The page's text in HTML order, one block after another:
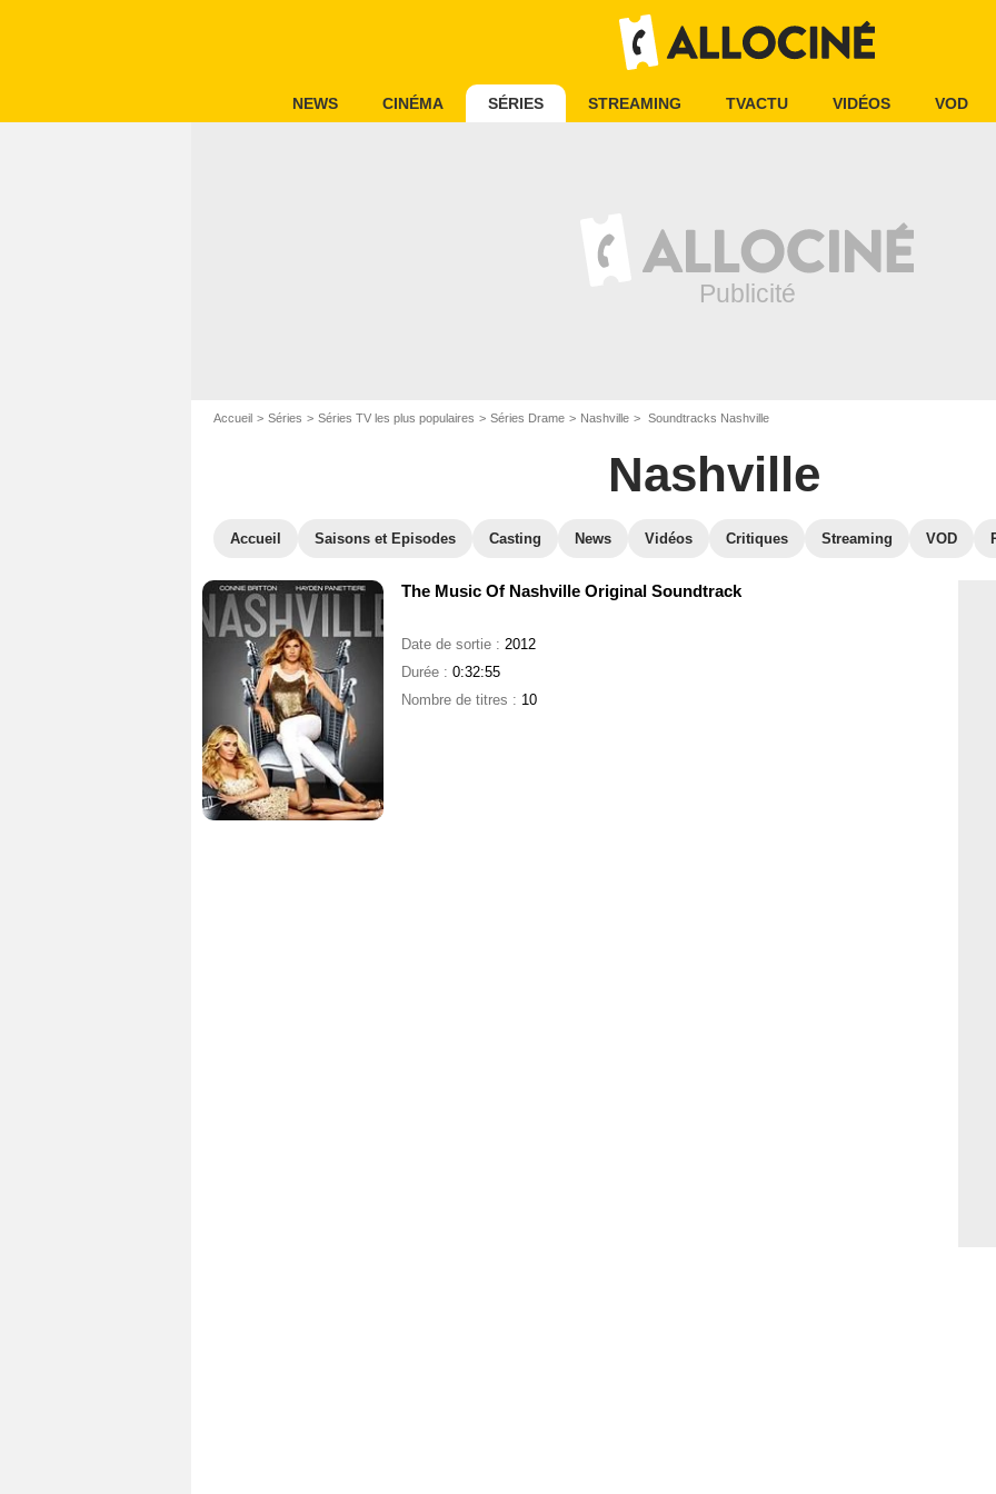
NEWS CINÉMA SÉRIES STREAMING TVACTU VIDÉOS VOD
Accueil Séries Séries TV les plus populaires Séries Drame Nashville Soundtracks Nashville
Nashville
Accueil Saisons et Episodes Casting News Vidéos Critiques Streaming VOD
The Music Of Nashville Original Soundtrack
Date de sortie : 2012
Durée : 0:32:55
Nombre de titres : 10